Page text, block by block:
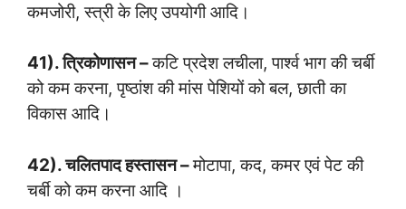
कमजोरी, स्त्री के लिए उपयोगी आदि।
41). त्रिकोणासन –कटि प्रदेश लचीला, पार्श्व भाग की चर्बी
को कम करना, पृष्ठांश की मांस पेशियों को बल, छाती का
विकास आदि।
42). चलितपाद हस्तासन –मोटापा, कद, कमर एवं पेट की
चर्बी को कम करना आदि ।